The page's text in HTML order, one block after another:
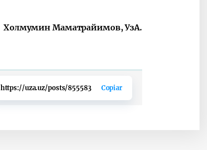
Холмумин Маматрайимов, УзА.
https://uza.uz/posts/855583 Copiar